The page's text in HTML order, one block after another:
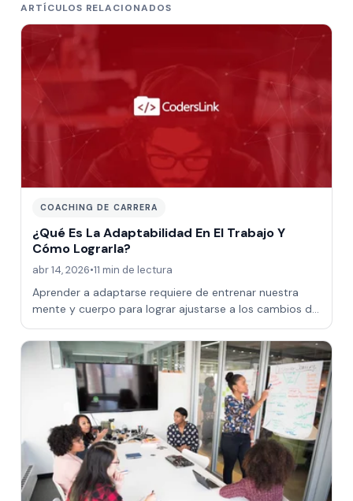
ARTÍCULOS RELACIONADOS
COACHING DE CARRERA
¿Qué Es La Adaptabilidad En El Trabajo Y
Cómo Lograrla?
abr 14, 2026•11 min de lectura
Aprender a adaptarse requiere de entrenar nuestra
mente y cuerpo para lograr ajustarse a los cambios de
nuestro entorno sin perder el contro…